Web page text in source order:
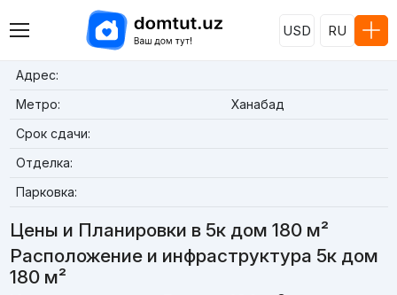
USD RU
Адрес:
Метро:
Ханабад
Срок сдачи:
Отделка:
Парковка:
Цены и Планировки в 5к дом 180 м²
Расположение и инфраструктура 5к дом
180 м²